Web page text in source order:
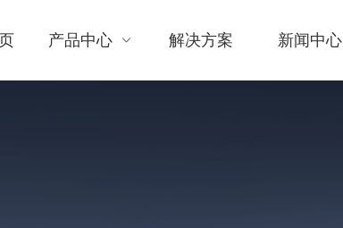
产品中心 解决方案 新闻中心